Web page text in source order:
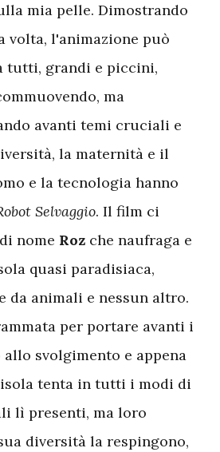
mia pelle. Dimostrando
volta, l'animazione può
tutti, grandi e piccini,
ma
avanti temi cruciali e
la maternità e il
e la tecnologia hanno
Selvaggio. Il film ci
nome Roz che naufraga e
quasi paradisiaca,
da animali e nessun altro.
per portare avanti i
svolgimento e appena
tenta in tutti i modi di
lì presenti, ma loro
diversità la respingono,